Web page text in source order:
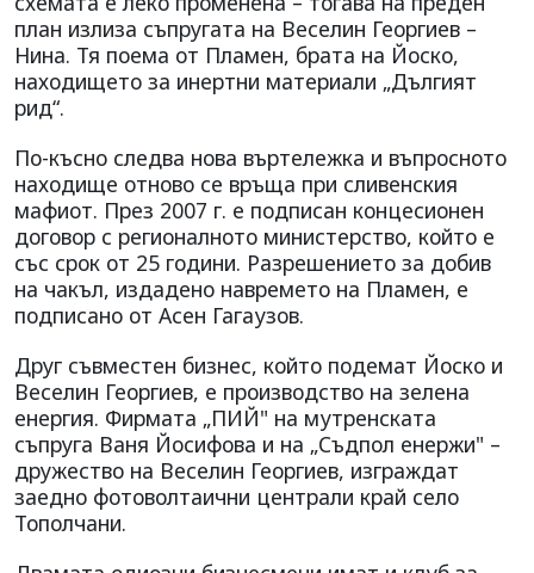
план излиза съпругата на Веселин Георгиев –
Нина. Тя поема от Пламен, брата на Йоско,
находището за инертни материали „Дългият
рид“.
По-късно следва нова въртележка и въпросното
находище отново се връща при сливенския
мафиот. През 2007 г. е подписан концесионен
договор с регионалното министерство, който е
със срок от 25 години. Разрешението за добив
на чакъл, издадено навремето на Пламен, е
подписано от Асен Гагаузов.
Друг съвместен бизнес, който подемат Йоско и
Веселин Георгиев, е производство на зелена
енергия. Фирмата „ПИЙ" на мутренската
съпруга Ваня Йосифова и на „Съдпол енержи" –
дружество на Веселин Георгиев, изграждат
заедно фотоволтаични централи край село
Тополчани.